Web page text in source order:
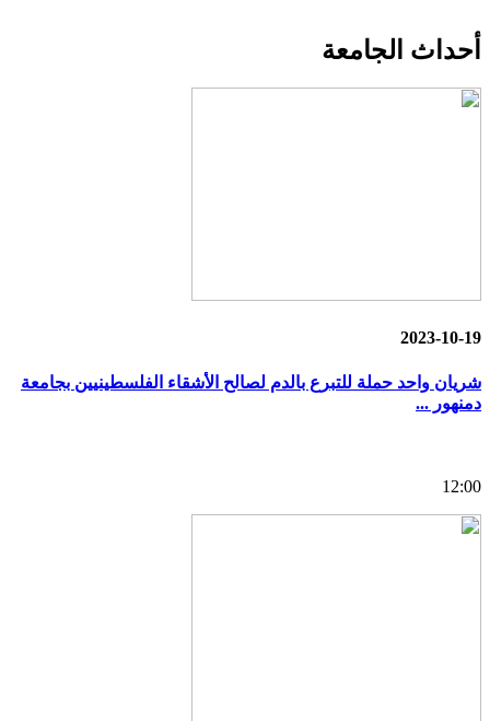
أحداث الجامعة
2023-10-19
شريان واحد حملة للتبرع بالدم لصالح الأشقاء الفلسطينيين بجامعة
دمنهور ...
12:00